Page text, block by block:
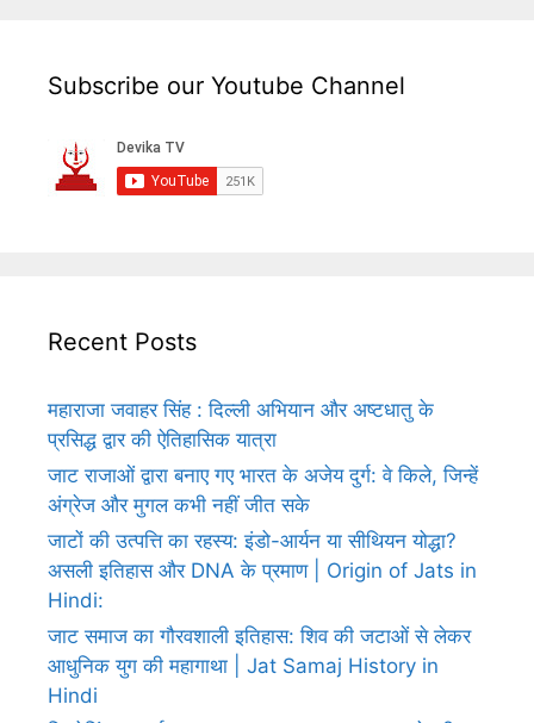
Subscribe our Youtube Channel
Recent Posts
महाराजा जवाहर सिंह : दिल्ली अभियान और अष्टधातु के
प्रसिद्ध द्वार की ऐतिहासिक यात्रा
जाट राजाओं द्वारा बनाए गए भारत के अजेय दुर्ग: वे किले, जिन्हें
अंग्रेज और मुगल कभी नहीं जीत सके
जाटों की उत्पत्ति का रहस्य: इंडो-आर्यन या सीथियन योद्धा?
असली इतिहास और DNA के प्रमाण | Origin of Jats in
Hindi:
जाट समाज का गौरवशाली इतिहास: शिव की जटाओं से लेकर
आधुनिक युग की महागाथा | Jat Samaj History in
Hindi